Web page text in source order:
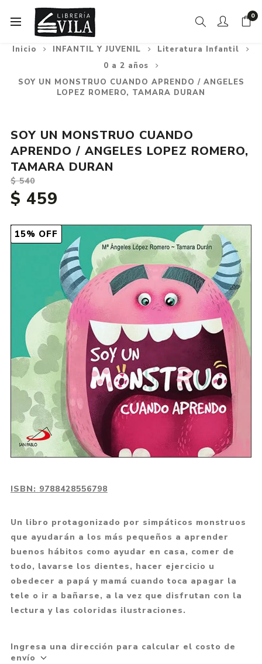
0
Inicio INFANTIL Y JUVENIL
Literatura Infantil
0 a 2 años
SOY UN MONSTRUO CUANDO APRENDO / ANGELES
LOPEZ ROMERO, TAMARA DURAN
15% OFF
SOY UN MONSTRUO CUANDO
APRENDO / ANGELES LOPEZ ROMERO,
TAMARA DURAN
$ 540
$ 459
ISBN: 9788428556798
Un libro protagonizado por simpáticos monstruos
que ayudarán a los más pequeños a aprender
buenos hábitos como ayudar en casa, comer de
todo, lavarse los dientes, hacer ejercicio u
obedecer a papá y mamá cuando toca apagar la
tele o ir a bañarse, a la vez que disfrutan con la
lectura y las coloridas ilustraciones.
Ingresa una dirección para calcular el costo de
envío